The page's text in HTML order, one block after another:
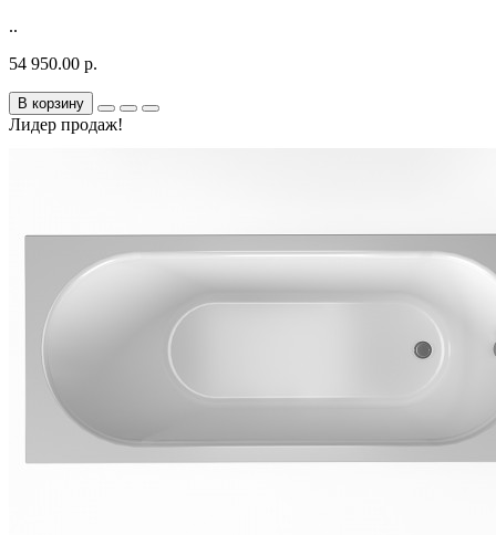
..
54 950.00 р.
В корзину
Лидер продаж!